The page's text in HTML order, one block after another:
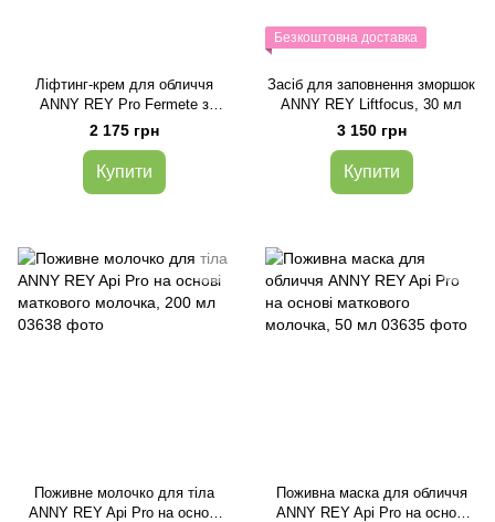
Ліфтинг-крем для обличчя
ANNY REY Pro Fermete з
екстрактом півонії, 50 мл
2 175 грн
Купити
Безкоштовна доставка
Засіб для заповнення зморшок
ANNY REY Liftfocus, 30 мл
3 150 грн
Купити
Поживне молочко для тіла
ANNY REY Api Pro на основі
Поживна маска для обличчя
ANNY REY Api Pro на основі